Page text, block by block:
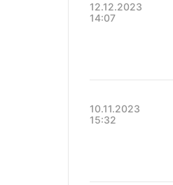
12.12.2023
14:07
10.11.2023
15:32